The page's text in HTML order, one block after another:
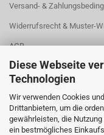
Diese Webseite
Technologien
Wir verwenden Cookies
Drittanbietern, um die
gewährleisten, die
ein bestmögliches
Versand- &
Widerrufsrecht & Muster-
AGB
Privatsphäre und
Callback Service
Cookie Einstellungen